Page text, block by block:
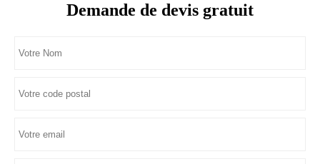
Demande de devis gratuit